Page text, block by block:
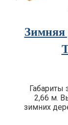
Зимняя
Габариты
2,66 м.
зимних